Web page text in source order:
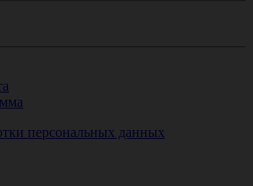
персональных данных